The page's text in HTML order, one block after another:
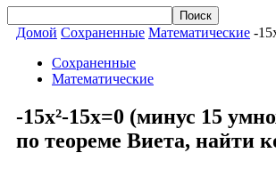
Домой Сохраненные Математические -
Сохраненные
Математические
-15x²-15x=0 (минус 15
по теореме Виета, найти